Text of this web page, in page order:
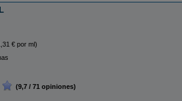
€ por ml)
(9,7 / 71 opiniones)